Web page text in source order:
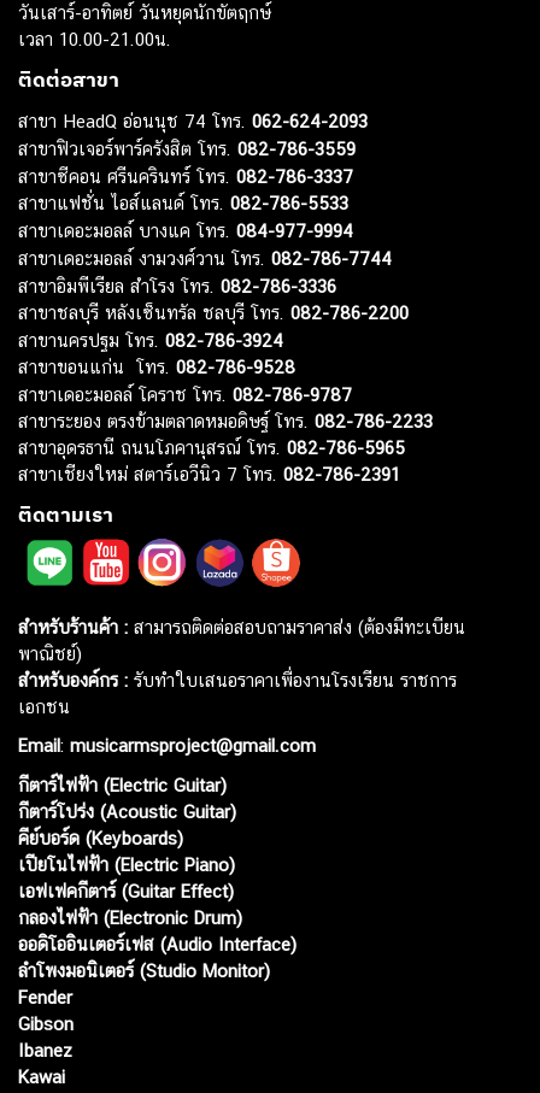
วันเสาร์-อาทิตย์ วันหยุดนักขัตฤกษ์
เวลา 10.00-21.00น.
ติดต่อสาขา
สาขา HeadQ อ่อนนุช 74 โทร. 062-624-2093
สาขาฟิวเจอร์พาร์ครังสิต โทร. 082-786-3559
สาขาซีคอน ศรีนครินทร์ โทร. 082-786-3337
สาขาแฟชั่น ไอส์แลนด์ โทร. 082-786-5533
สาขาเดอะมอลล์ บางแค โทร. 084-977-9994
สาขาเดอะมอลล์ งามวงศ์วาน โทร. 082-786-7744
สาขาอิมพีเรียล สำโรง โทร. 082-786-3336
สาขาชลบุรี หลังเซ็นทรัล ชลบุรี โทร. 082-786-2200
สาขานครปฐม โทร. 082-786-3924
สาขาขอนแก่น โทร. 082-786-9528
สาขาเดอะมอลล์ โคราช โทร. 082-786-9787
สาขาระยอง ตรงข้ามตลาดหมอดิษฐ์ โทร. 082-786-2233
สาขาอุดรธานี ถนนโภคานุสรณ์ โทร. 082-786-5965
สาขาเชียงใหม่ สตาร์เอวีนิว 7 โทร. 082-786-2391
ติดตามเรา
สำหรับร้านค้า : สามารถติดต่อสอบถามราคาส่ง (ต้องมีทะเบียน
พาณิชย์)
สำหรับองค์กร : รับทำใบเสนอราคาเพื่องานโรงเรียน ราชการ
เอกชน
Email: musicarmsproject@gmail.com
กีตาร์ไฟฟ้า (Electric Guitar)
กีตาร์โปร่ง (Acoustic Guitar)
คีย์บอร์ด (Keyboards)
เปียโนไฟฟ้า (Electric Piano)
เอฟเฟคกีตาร์ (Guitar Effect)
กลองไฟฟ้า (Electronic Drum)
ออดิโออินเตอร์เฟส (Audio Interface)
ลำโพงมอนิเตอร์ (Studio Monitor)
Fender
Gibson
Ibanez
Kawai